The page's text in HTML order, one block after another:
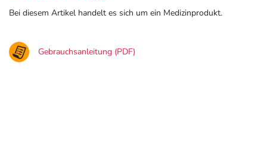
Bei diesem Artikel handelt es sich um ein Medizinprodukt.
Gebrauchsanleitung (PDF)